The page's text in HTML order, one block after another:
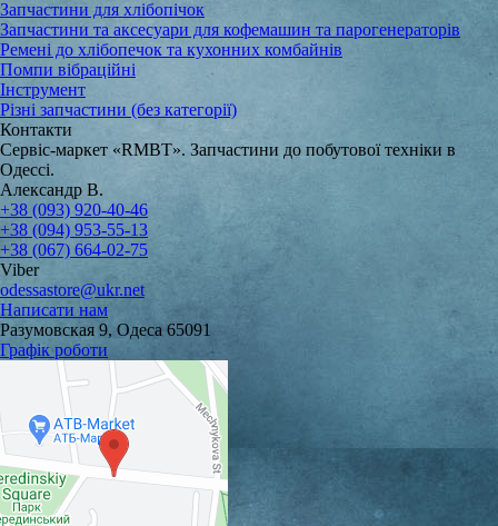
Запчастини для хлібопічок
Запчастини та аксесуари для кофемашин та парогенераторів
Ремені до хлібопечок та кухонних комбайнів
Помпи вібраційні
Інструмент
Різні запчастини (без категорії)
Контакти
Сервіс-маркет «RMBT». Запчастини до побутової техніки в
Одессі.
Александр В.
+38 (093) 920-40-46
+38 (094) 953-55-13
+38 (067) 664-02-75
Viber
odessastore@ukr.net
Написати нам
Разумовская 9, Одеса 65091
Графік роботи